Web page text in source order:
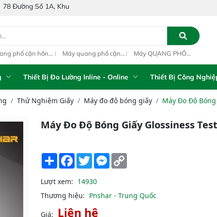
1A, Khu Phố 4, Phường Bình Tân, Thành phố Hồ Chí Minh, Việt Nam
phổ cận hồng
Máy quang phổ cận
NIR Analyzer
Máy QUANG PHỔ
Vista-R
Thiết Bị Đo Lường Inline - Online Thiết Bị Công
Thử Nghiệm Giấy Máy đo độ bóng giấy Máy Đo Độ Bóng
Máy Đo Độ Bóng Giấy Glossiness
Share Facebook
TwitterMessenger
Lượt xem: 14930
Thương hiệu: Pnshar - Trung Quốc
Giá: Liên hệ